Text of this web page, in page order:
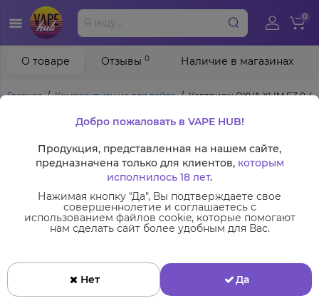
0
Главная Комплектующие для вейпа Картридж OXVA XLIM EZ
О товаре Отзывы 0 Наличие в магазинах
Добро пожаловать в VAPE HUB!
Продукция, представленная на нашем сайте,
предназначена только для клиентов, которым
исполнилось 18 лет.
Нажимая кнопку "Да", Вы подтверждаете свое
совершеннолетие и соглашаетесь с
использованием файлов cookie, которые помогают
нам сделать сайт более удобным для Вас.
Нет Да